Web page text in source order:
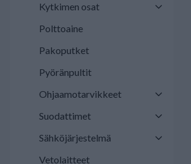
Kytkimen osat
Polttoaine
Pakoputket
Pyöränpultit
Ohjaamotarvikkeet
Suodattimet
Sähköjärjestelmä
Vetolaitteet